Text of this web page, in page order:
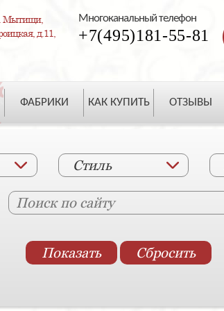
Мытищи,
д.11,
Многоканальный телефон
+7(495)181-55-81
ФАБРИКИ КАК КУПИТЬ ОТЗЫВЫ
Стиль